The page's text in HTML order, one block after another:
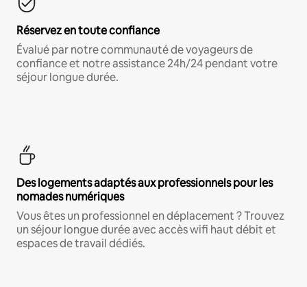
Réservez en toute confiance
Évalué par notre communauté de voyageurs de
confiance et notre assistance 24h/24 pendant votre
séjour longue durée.
Des logements adaptés aux professionnels pour les
nomades numériques
Vous êtes un professionnel en déplacement ? Trouvez
un séjour longue durée avec accès wifi haut débit et
espaces de travail dédiés.